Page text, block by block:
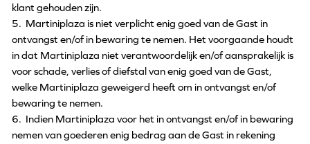
klant gehouden zijn.
5. Martiniplaza is niet verplicht enig goed van de Gast in
ontvangst en/of in bewaring te nemen. Het voorgaande houdt
in dat Martiniplaza niet verantwoordelijk en/of aansprakelijk is
voor schade, verlies of diefstal van enig goed van de Gast,
welke Martiniplaza geweigerd heeft om in ontvangst en/of
bewaring te nemen.
6. Indien Martiniplaza voor het in ontvangst en/of in bewaring
nemen van goederen enig bedrag aan de Gast in rekening